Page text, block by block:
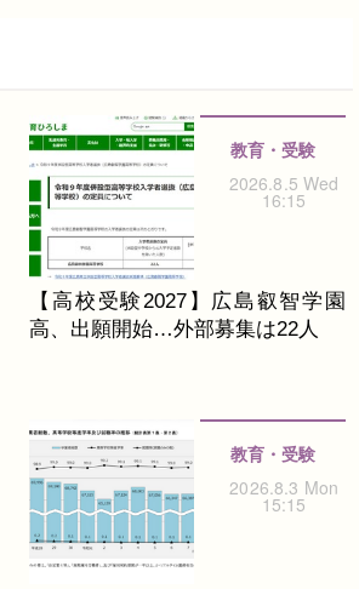
【高校受験2027】広島叡智学園
高、出願開始…外部募集は22人
教育・受験
2026.8.5 Wed
16:15
教育・受験
2026.8.3 Mon
15:15